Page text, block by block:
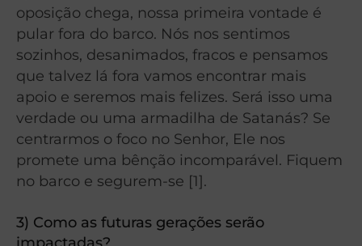
oposição chega, nossa primeira vontade é
pular fora do barco. Nós nos sentimos
sozinhos, desanimados, fracos e pensamos
que talvez lá fora vamos encontrar mais
apoio e seremos mais felizes. Será isso uma
verdade ou uma armadilha de Satanás? Se
centrarmos o foco no Senhor, Ele nos
promete uma bênção incomparável. Fiquem
no barco e segurem-se [1].
3) Como as futuras gerações serão
impactadas?